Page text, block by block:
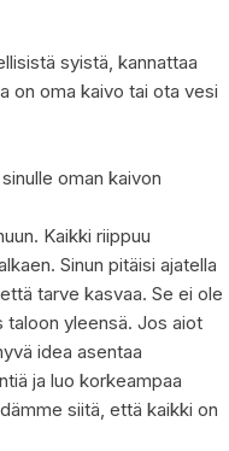
syistä, kannattaa
on oma kaivo tai ota vesi
oman kaivon
Kaikki riippuu
Sinun pitäisi ajatella
tarve kasvaa. Se ei ole
taloon yleensä. Jos aiot
idea asentaa
ja luo korkeampaa
siitä, että kaikki on